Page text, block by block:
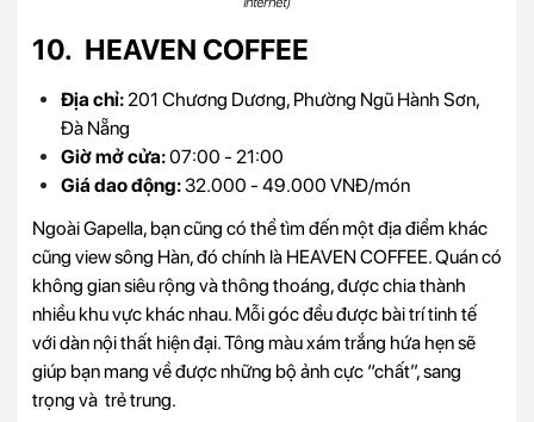
10. HEAVEN COFFEE
Địa chỉ: 201 Chương Dương, Phường Ngũ Hành Sơn,
Đà Nẵng
Giờ mở cửa:07:00 - 21:00
Giá dao động:32.000 - 49.000 VNĐ/món
Ngoài Gapella, bạn cũng có thể tìm đến một địa điểm khác
cũng view sông Hàn, đó chính là HEAVEN COFFEE. Quán có
không gian siêu rộng và thông thoáng, được chia thành
nhiều khu vực khác nhau. Mỗi góc đều được bài trí tinh tế
với dàn nội thất hiện đại. Tông màu xám trắng hứa hẹn sẽ
giúp bạn mang về được những bộ ảnh cực “chất”, sang
trọng và trẻ trung.